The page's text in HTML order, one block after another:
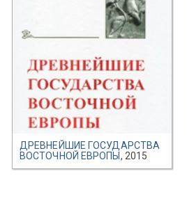
ДРЕВНЕЙШИЕ ГОСУДАРСТВА
ВОСТОЧНОЙ ЕВРОПЫ , 2015